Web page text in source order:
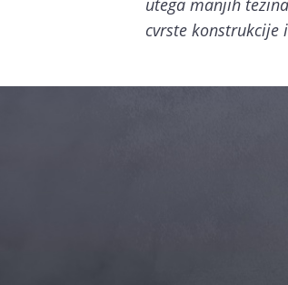
utega manjih
cvrste konstrukcije